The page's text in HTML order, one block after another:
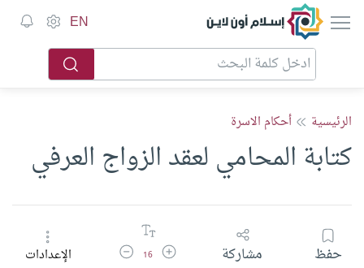
إسلام أون لاين EN
الرئيسية أحكام الاسرة
كتابة المحامي لعقد الزواج العرفي
حفظ مشاركة زيادة حجم الخط
16 تقليل حجم الخطالإعدادات